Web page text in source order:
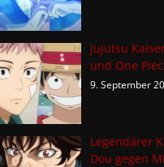
Jujutsu
und One
9. September
Legendärer
Dou gegen